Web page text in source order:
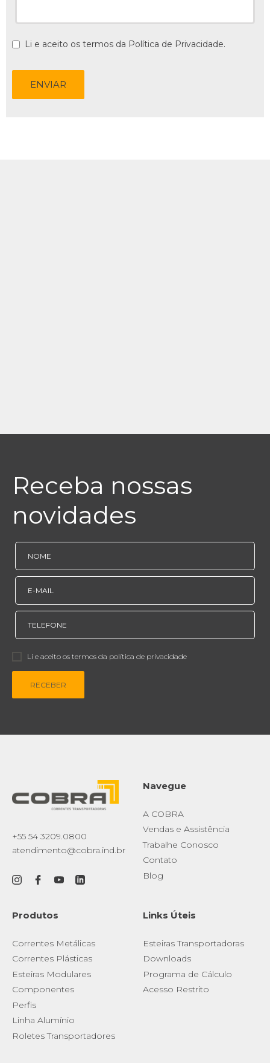
Li e aceito os termos da Política de Privacidade.
ENVIAR
Receba nossas
novidades
Li e aceito os termos da política de privacidade
RECEBER
+55 54 3209.0800
atendimento@cobra.ind.br
Navegue
A COBRA
Vendas e Assistência
Trabalhe Conosco
Contato
Blog
Produtos
Correntes Metálicas
Correntes Plásticas
Esteiras Modulares
Componentes
Perfis
Linha Alumínio
Roletes Transportadores
Links Úteis
Esteiras Transportadoras
Downloads
Programa de Cálculo
Acesso Restrito